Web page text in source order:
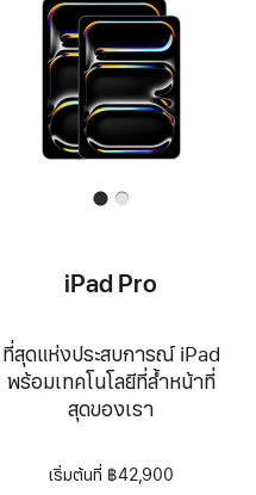
iPad Pro
ที่สุดแห่งประสบการณ์ iPad
พร้อมเทคโนโลยีที่ล้ำหน้าที่
สุดของเรา
เริ่มต้นที่ ฿42,900